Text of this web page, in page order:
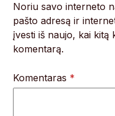
Noriu savo interneto
pašto adresą ir
įvesti iš naujo, kai
komentarą.
Komentaras *